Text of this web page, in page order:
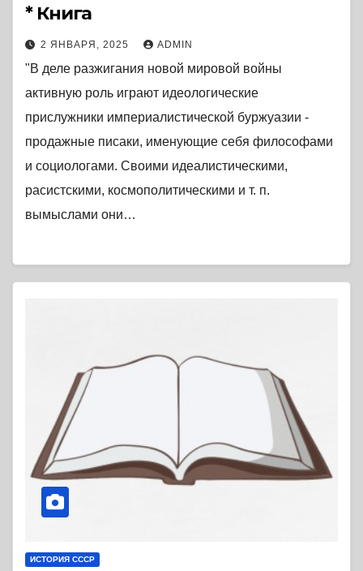
* Книга
2 ЯНВАРЯ, 2025 ADMIN
"В деле разжигания новой мировой войны
активную роль играют идеологические
прислужники империалистической буржуазии -
продажные писаки, именующие себя философами
и социологами. Своими идеалистическими,
расистскими, космополитическими и т. п.
вымыслами они…
ИСТОРИЯ СССР